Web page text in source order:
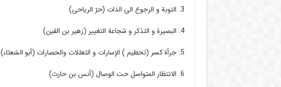
4. البصيرة و التذكر و شجاعة التغيير
(زهير بن القين)
5. جرأة كسر (تحطيم ) الإسارات و التعللات
والحصارات (أبو الشعثاء)
6. الانتظار المتواصل حت الوصال (أنس بن حارث)